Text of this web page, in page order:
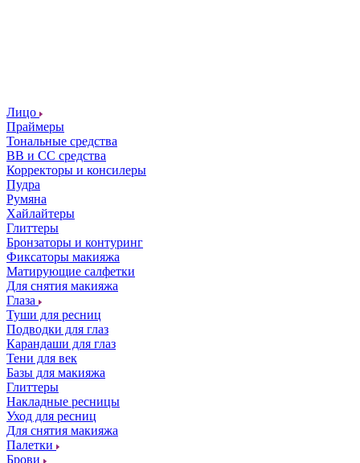
Лицо
Праймеры
Тональные средства
ВВ и СС средства
Корректоры и консилеры
Пудра
Румяна
Хайлайтеры
Глиттеры
Бронзаторы и контуринг
Фиксаторы макияжа
Матирующие салфетки
Для снятия макияжа
Глаза
Туши для ресниц
Подводки для глаз
Карандаши для глаз
Тени для век
Базы для макияжа
Глиттеры
Накладные ресницы
Уход для ресниц
Для снятия макияжа
Палетки
Брови